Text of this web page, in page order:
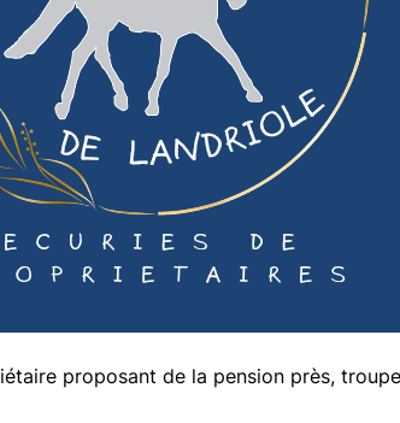
proposant de la pension près,